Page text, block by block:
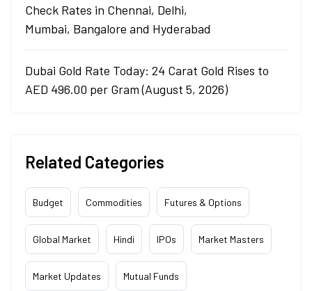
Check Rates in Chennai, Delhi,
Mumbai, Bangalore and Hyderabad
Dubai Gold Rate Today: 24 Carat Gold Rises to
AED 496.00 per Gram (August 5, 2026)
Related Categories
Budget Commodities Futures & Options
Global Market Hindi IPOs Market Masters
Market Updates Mutual Funds